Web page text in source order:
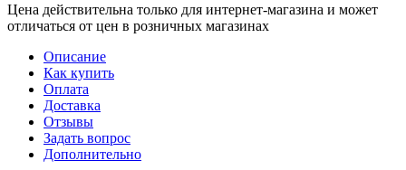
Цена действительна только для интернет-магазина и может
отличаться от цен в розничных магазинах
Описание
Как купить
Оплата
Доставка
Отзывы
Задать вопрос
Дополнительно